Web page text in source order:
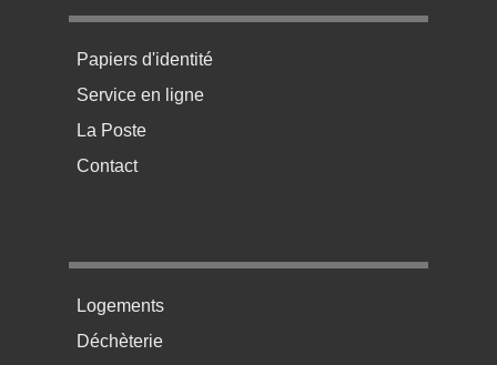
Menu pratique bas de page 1
Papiers d'identité
Service en ligne
La Poste
Contact
Menu pratique bas de page 2
Logements
Déchèterie